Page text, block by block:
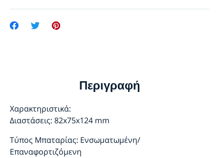
Περιγραφή
Χαρακτηριστικά:
Διαστάσεις: 82x75x124 mm
Τύπος Μπαταρίας: Ενσωματωμένη/
Επαναφορτιζόμενη